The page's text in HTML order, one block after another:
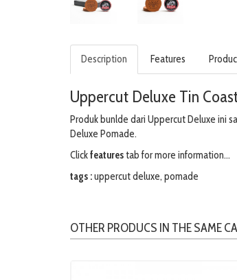
Description Features
Uppercut Deluxe Tin
Produk bunlde dari Uppercut Deluxe ini
Deluxe Pomade.
Clickfeaturestab for more information...
tags :uppercut deluxe, pomade
OTHER PRODUCS IN THE SAME